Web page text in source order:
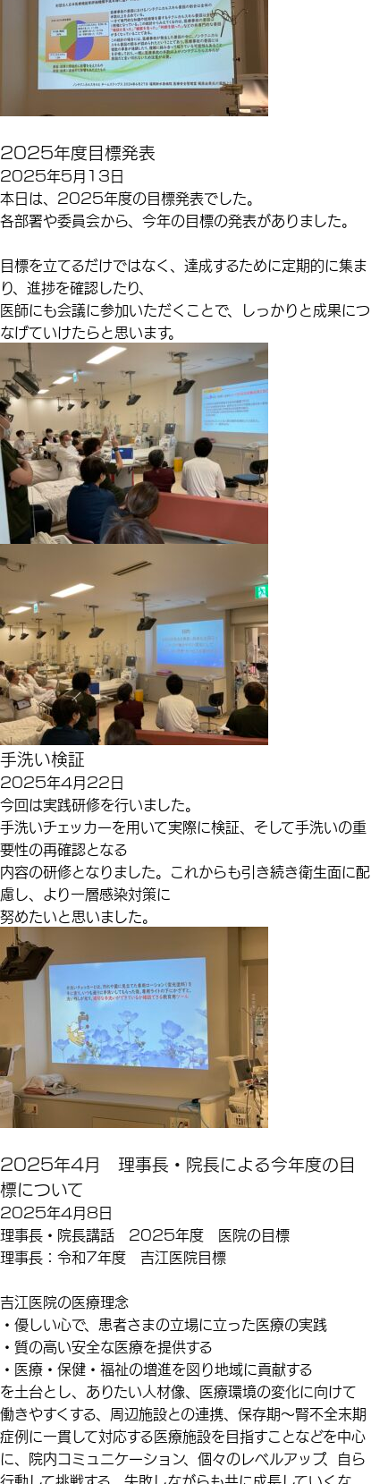
2025年度目標発表
2025年5月13日
本日は、2025年度の目標発表でした。
各部署や委員会から、今年の目標の発表がありました。
目標を立てるだけではなく、達成するために定期的に集ま
り、進捗を確認したり、
医師にも会議に参加いただくことで、しっかりと成果につ
なげていけたらと思います。
手洗い検証
2025年4月22日
今回は実践研修を行いました。
手洗いチェッカーを用いて実際に検証、そして手洗いの重
要性の再確認となる
内容の研修となりました。これからも引き続き衛生面に配
慮し、より一層感染対策に
努めたいと思いました。
2025年4月 理事長・院長による今年度の目
標について
2025年4月8日
理事長・院長講話 2025年度 医院の目標
理事長：令和7年度 吉江医院目標
吉江医院の医療理念
・優しい心で、患者さまの立場に立った医療の実践
・質の高い安全な医療を提供する
・医療・保健・福祉の増進を図り地域に貢献する
を土台とし、ありたい人材像、医療環境の変化に向けて
働きやすくする、周辺施設との連携、保存期～腎不全末期
症例に一貫して対応する医療施設を目指すことなどを中心
に、院内コミュニケーション、個々のレベルアップ、自ら